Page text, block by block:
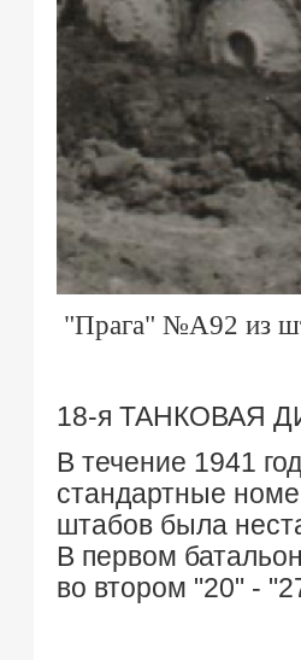
"Прага" №А92 из
18-я ТАНКОВАЯ
В течение 1941
стандартные
штабов была
В первом
во втором "20" -